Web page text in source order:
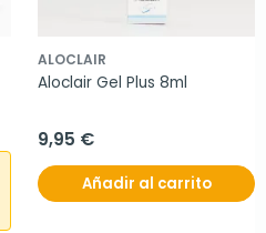
ALOCLAIR
Aloclair Gel Plus 8ml
9,95 €
Añadir al carrito